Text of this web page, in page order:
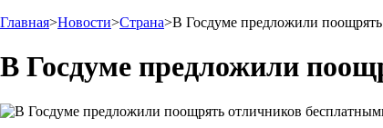
Главная>Новости>Страна>В Госдуме предложили
В Госдуме предложили